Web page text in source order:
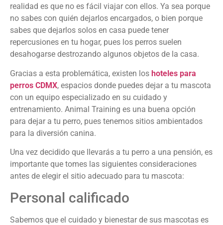
realidad es que no es fácil viajar con ellos. Ya sea porque
no sabes con quién dejarlos encargados, o bien porque
sabes que dejarlos solos en casa puede tener
repercusiones en tu hogar, pues los perros suelen
desahogarse destrozando algunos objetos de la casa.
Gracias a esta problemática, existen los hoteles para
perros CDMX, espacios donde puedes dejar a tu mascota
con un equipo especializado en su cuidado y
entrenamiento. Animal Training es una buena opción
para dejar a tu perro, pues tenemos sitios ambientados
para la diversión canina.
Una vez decidido que llevarás a tu perro a una pensión, es
importante que tomes las siguientes consideraciones
antes de elegir el sitio adecuado para tu mascota:
Personal calificado
Sabemos que el cuidado y bienestar de sus mascotas es